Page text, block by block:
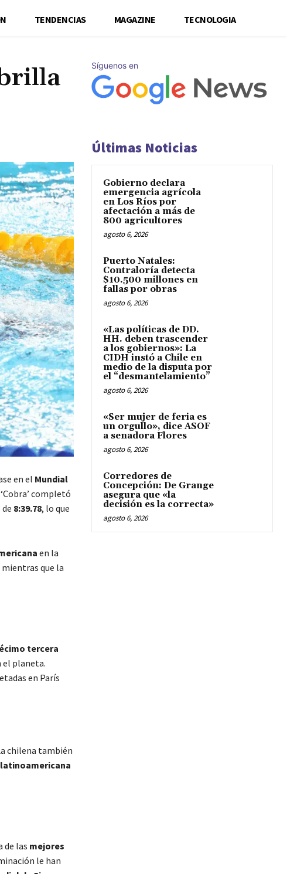
TENDENCIAS MAGAZINE TECNOLOGIA
en el Mundial
completó
8:39.78, lo que
en la
mientras que la
tercera
el planeta.
en París
chilena también
de las mejores
le han
Síguenos en
Últimas Noticias
Gobierno declara
emergencia agrícola
en Los Ríos por
afectación a más de
800 agricultores
agosto 6, 2026
Puerto Natales:
Contraloría detecta
$10.500 millones en
fallas por obras
agosto 6, 2026
«Las políticas de DD.
HH. deben trascender
a los gobiernos»: La
CIDH instó a Chile en
medio de la disputa por
el “desmantelamiento”
agosto 6, 2026
«Ser mujer de feria es
un orgullo», dice ASOF
a senadora Flores
agosto 6, 2026
Corredores de
Concepción: De Grange
asegura que «la
decisión es la correcta»
agosto 6, 2026